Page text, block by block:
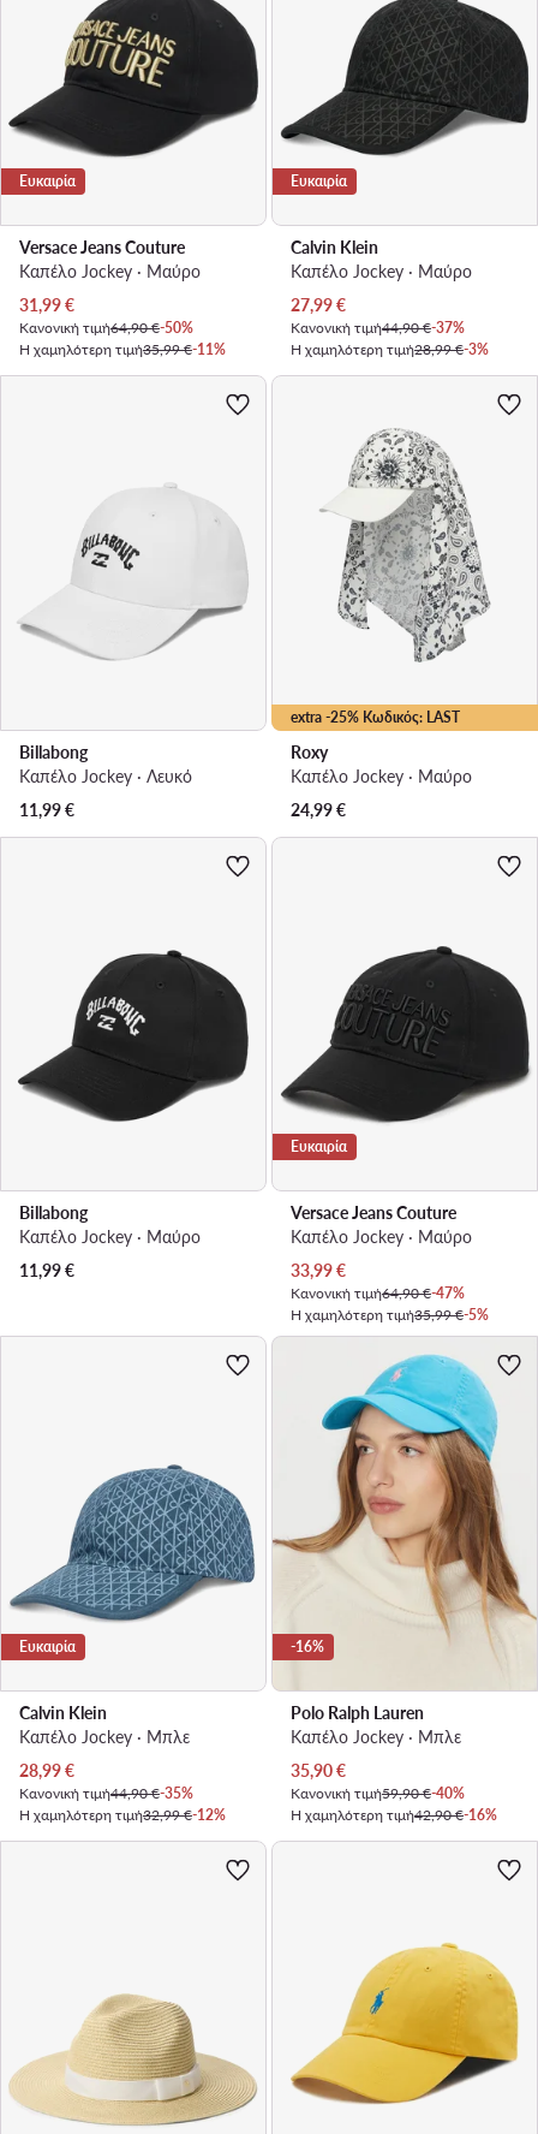
Ευκαιρία
Versace Jeans Couture
Καπέλο Jockey · Μαύρο
Τρέχουσα τιμή
31,99€
Κανονική τιμή64,90 €-50%
Η χαμηλότερη τιμή35,99 €-11%
Ευκαιρία
Calvin Klein
Καπέλο Jockey · Μαύρο
Τρέχουσα τιμή
27,99€
Κανονική τιμή44,90 €-37%
Η χαμηλότερη τιμή28,99 €-3%
Billabong
Καπέλο Jockey · Λευκό
11,99€
extra -25% Κωδικός: LAST
Roxy
Καπέλο Jockey · Μαύρο
24,99€
Billabong
Καπέλο Jockey · Μαύρο
11,99€
Ευκαιρία
Versace Jeans Couture
Καπέλο Jockey · Μαύρο
Τρέχουσα τιμή
33,99€
Κανονική τιμή64,90 €-47%
Η χαμηλότερη τιμή35,99 €-5%
Ευκαιρία
Calvin Klein
Καπέλο Jockey · Μπλε
Τρέχουσα τιμή
28,99€
Κανονική τιμή44,90 €-35%
Η χαμηλότερη τιμή32,99 €-12%
-16%
Polo Ralph Lauren
Καπέλο Jockey · Μπλε
Τρέχουσα τιμή
35,90€
Κανονική τιμή59,90 €-40%
Η χαμηλότερη τιμή42,90 €-16%